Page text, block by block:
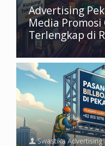
Advertising
Media
Terlengkap di
Swastika Advertising